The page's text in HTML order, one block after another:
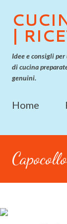
|
Idee e consigli
di cucina
genuini.
Home